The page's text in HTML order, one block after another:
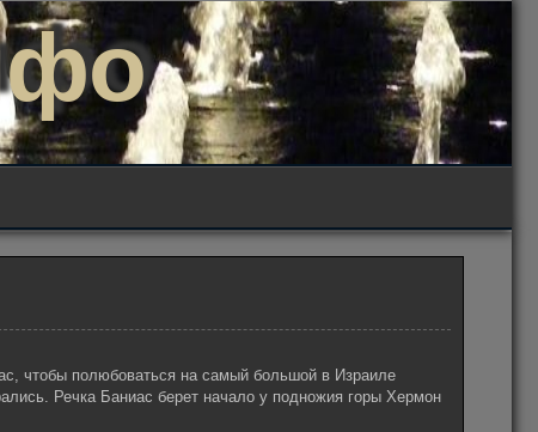
чтобы полюбоваться на самый большой в Израиле
Речка Баниас берет начало у подножия горы Хермон